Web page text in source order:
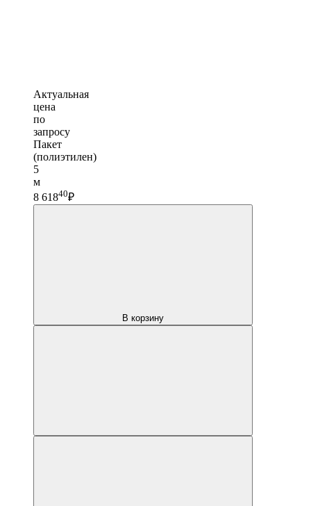
Актуальная
цена
по
запросу
Пакет
(полиэтилен)
5
м
8 61840₽
В корзину